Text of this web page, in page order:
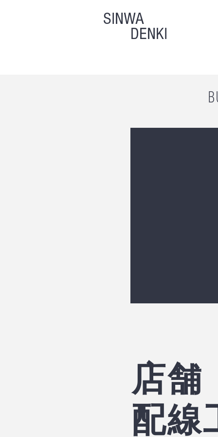
SINWA
DENKI
​店舗
配線